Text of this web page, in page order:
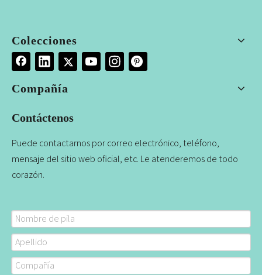
Colecciones
Compañía
Contáctenos
Puede contactarnos por correo electrónico, teléfono,
mensaje del sitio web oficial, etc. Le atenderemos de todo
corazón.